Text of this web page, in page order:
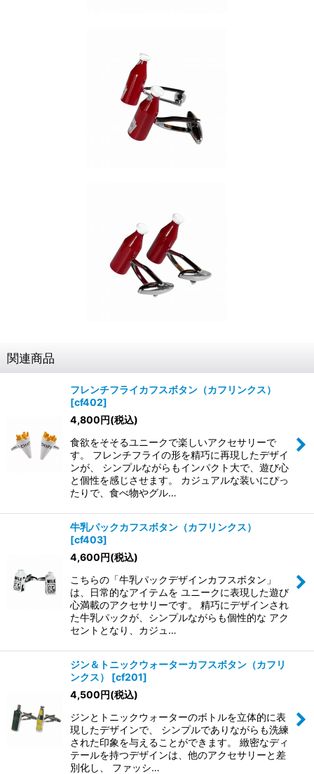
関連商品
フレンチフライカフスボタン（カフリンクス）
[cf402]
4,800円(税込)
食欲をそそるユニークで楽しいアクセサリーで
す。 フレンチフライの形を精巧に再現したデザイ
ンが、 シンプルながらもインパクト大で、遊び心
と個性を感じさせます。 カジュアルな装いにぴっ
たりで、食べ物やグル…
牛乳パックカフスボタン（カフリンクス）
[cf403]
4,600円(税込)
こちらの「牛乳パックデザインカフスボタン」
は、日常的なアイテムを ユニークに表現した遊び
心満載のアクセサリーです。 精巧にデザインされ
た牛乳パックが、シンプルながらも個性的な アク
セントとなり、カジュ…
ジン＆トニックウォーターカフスボタン（カフリ
ンクス）
[cf201]
4,500円(税込)
ジンとトニックウォーターのボトルを立体的に表
現したデザインで、 シンプルでありながらも洗練
された印象を与えることができます。 緻密なディ
テールを持つデザインは、他のアクセサリーと差
別化し、 ファッシ…